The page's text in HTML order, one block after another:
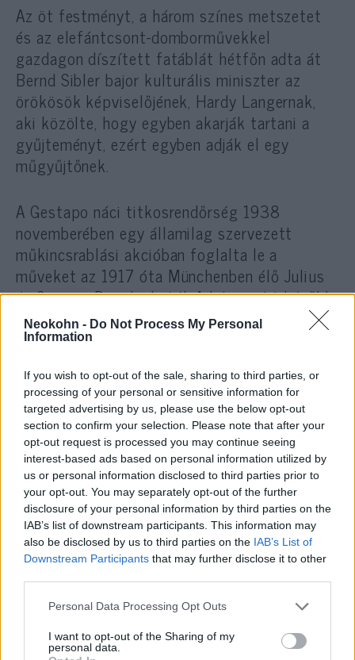
Neokohn - Do Not Process My Personal
Information
If you wish to opt-out of the sale, sharing to third parties, or
processing of your personal or sensitive information for
targeted advertising by us, please use the below opt-out
section to confirm your selection. Please note that after your
opt-out request is processed you may continue seeing
interest-based ads based on personal information utilized by
us or personal information disclosed to third parties prior to
your opt-out. You may separately opt-out of the further
disclosure of your personal information by third parties on the
IAB’s list of downstream participants. This information may
also be disclosed by us to third parties on the IAB’s List of
Downstream Participants that may further disclose it to other
Please note that this website/app uses one or more Google
not limited to your visit or usage behaviour. You may click to
grant or deny consent to Google and its third-party tags to
Personal Data Processing Opt Outs
I want to opt-out of the Sharing of my
personal data.
Az öt festményt, a három színes metszetet
és az elefántcsont-domborművekkel
gazdagon díszített fatáblát hétfőn adta át
Bernd Sibler bajor kulturális miniszter az
örökösök képviselőjének, Hardy Langernak,
aki közölte, hogy egyben akarják tartani a
gyűjteményt, ezért egyben adják el egy
műgyűjtőnek.
A Gestapo náci titkosrendőrség 1938
novemberében egy államilag szervezett
műkincsrablási akcióban foglalta le a
műveket az 1917 óta Münchenben élő Julius
és Semaya Davidsohntól. A házaspárt később
Theresienstadtba deportálták, ahol a férj
1942 augusztusában meghalt. A feleséget
A nácik által elkobzott művek 1955-ben a
bajor állami múzeumokba kerültek. A több
múzeumot magába olvasztó Bayerische
Staatsgemäldesammlungen 1998 óta 15.
alkalommal adott vissza náci harácsolásból
származó vagyontárgyakat az egykori
tulajdonosok örököseinek.